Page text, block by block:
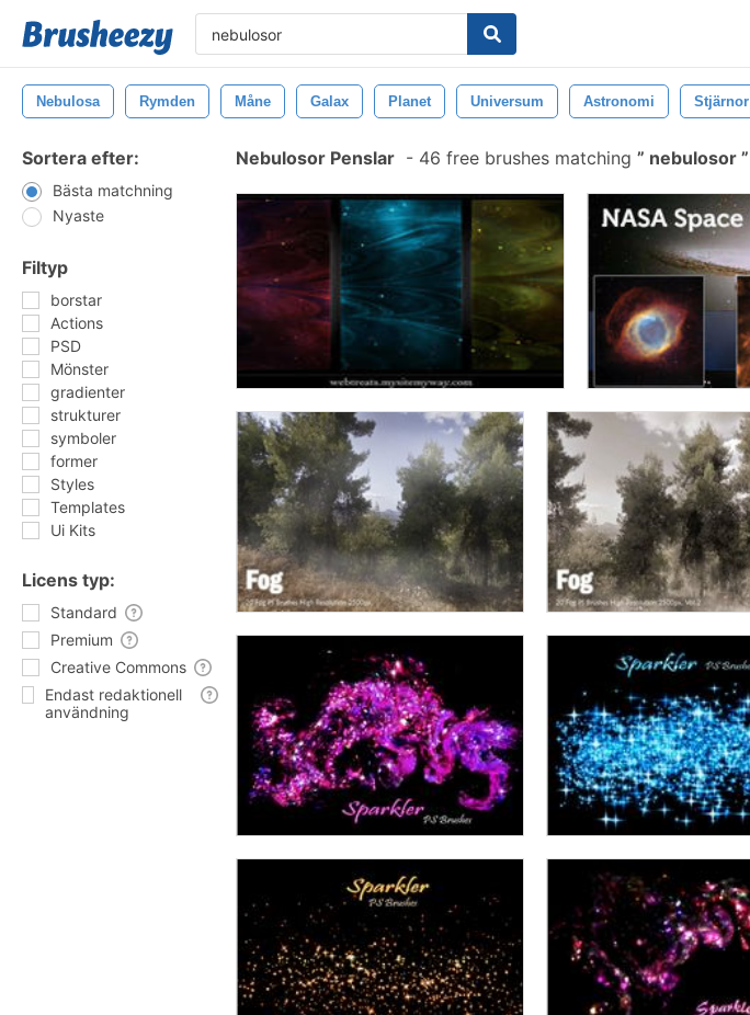
Nebulosa Rymden Måne Galax Planet Universum Astronomi Stjärnor
Sortera efter:
Bästa matchning
Nyaste
Filtyp
borstar
Actions
PSD
Mönster
gradienter
strukturer
symboler
former
Styles
Templates
Ui Kits
Licens typ:
Standard
Premium
Creative Commons
Endast redaktionell
användning
Nebulosor Penslar - 46 free brushes matching nebulosor